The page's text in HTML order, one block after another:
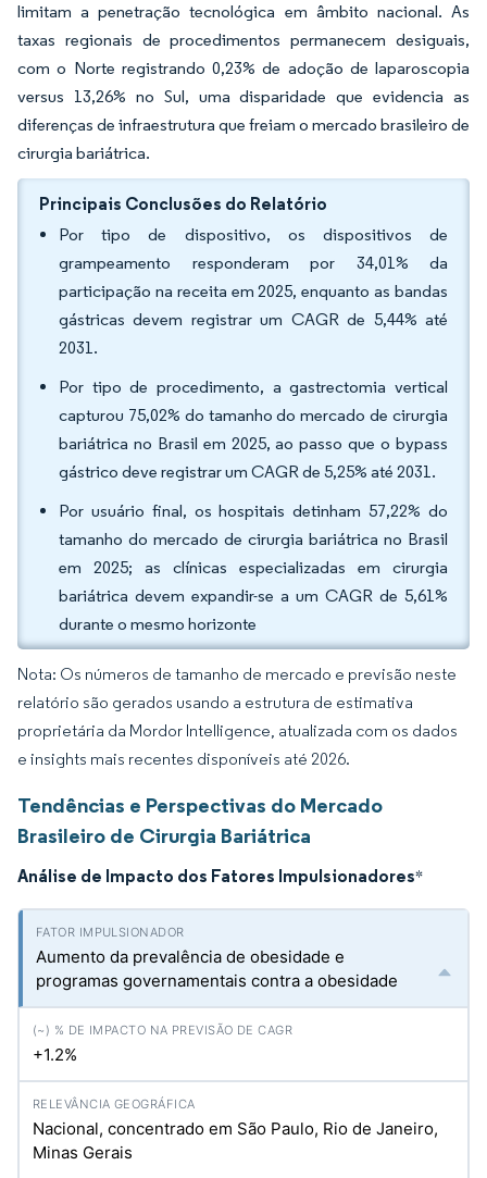
limitam a penetração tecnológica em âmbito nacional. As
taxas regionais de procedimentos permanecem desiguais,
com o Norte registrando 0,23% de adoção de laparoscopia
versus 13,26% no Sul, uma disparidade que evidencia as
diferenças de infraestrutura que freiam o mercado brasileiro de
cirurgia bariátrica.
Principais Conclusões do Relatório
Por tipo de dispositivo, os dispositivos de
grampeamento responderam por 34,01% da
participação na receita em 2025, enquanto as bandas
gástricas devem registrar um CAGR de 5,44% até
2031.
Por tipo de procedimento, a gastrectomia vertical
capturou 75,02% do tamanho do mercado de cirurgia
bariátrica no Brasil em 2025, ao passo que o bypass
gástrico deve registrar um CAGR de 5,25% até 2031.
Por usuário final, os hospitais detinham 57,22% do
tamanho do mercado de cirurgia bariátrica no Brasil
em 2025; as clínicas especializadas em cirurgia
bariátrica devem expandir-se a um CAGR de 5,61%
durante o mesmo horizonte
Nota: Os números de tamanho de mercado e previsão neste
relatório são gerados usando a estrutura de estimativa
proprietária da Mordor Intelligence, atualizada com os dados
e insights mais recentes disponíveis até 2026.
Tendências e Perspectivas do Mercado
Brasileiro de Cirurgia Bariátrica
Análise de Impacto dos Fatores Impulsionadores*
Aumento da prevalência de obesidade e
programas governamentais contra a obesidade
+1.2%
Nacional, concentrado em São Paulo, Rio de Janeiro,
Minas Gerais